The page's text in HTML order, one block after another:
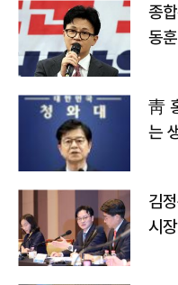
종
동
靑
는
김
시